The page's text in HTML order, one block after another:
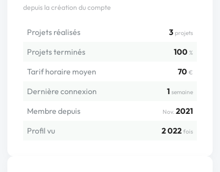
depuis la création du compte
Projets réalisés 3 projets
Projets terminés 100 %
Tarif horaire moyen 70 €
Dernière connexion 1 semaine
Membre depuis Nov. 2021
Profil vu
2 022 fois